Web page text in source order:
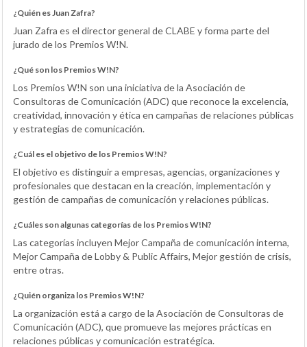
¿Quién es Juan Zafra?
Juan Zafra es el director general de CLABE y forma parte del
jurado de los Premios W!N.
¿Qué son los Premios W!N?
Los Premios W!N son una iniciativa de la Asociación de
Consultoras de Comunicación (ADC) que reconoce la excelencia,
creatividad, innovación y ética en campañas de relaciones públicas
y estrategias de comunicación.
¿Cuál es el objetivo de los Premios W!N?
El objetivo es distinguir a empresas, agencias, organizaciones y
profesionales que destacan en la creación, implementación y
gestión de campañas de comunicación y relaciones públicas.
¿Cuáles son algunas categorías de los Premios W!N?
Las categorías incluyen Mejor Campaña de comunicación interna,
Mejor Campaña de Lobby & Public Affairs, Mejor gestión de crisis,
entre otras.
¿Quién organiza los Premios W!N?
La organización está a cargo de la Asociación de Consultoras de
Comunicación (ADC), que promueve las mejores prácticas en
relaciones públicas y comunicación estratégica.